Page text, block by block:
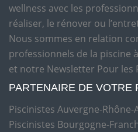
wellness avec les
réaliser, le rénover ou
Nous sommes en relation
professionnels de la piscine
et notre Newsletter Pour les
PARTENAIRE DE VOTRE
Piscinistes Auvergne-Rhône-
Piscinistes Bourgogne-